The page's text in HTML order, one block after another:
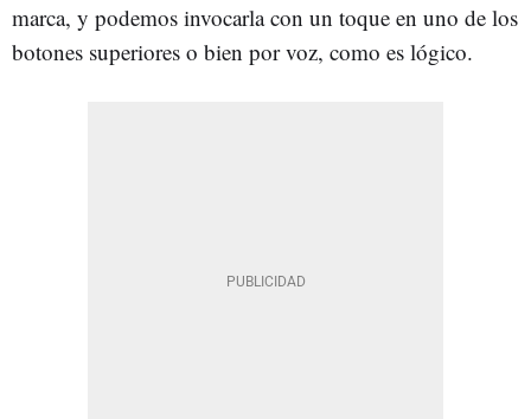
marca, y podemos invocarla con un toque en uno de los
botones superiores o bien por voz, como es lógico.